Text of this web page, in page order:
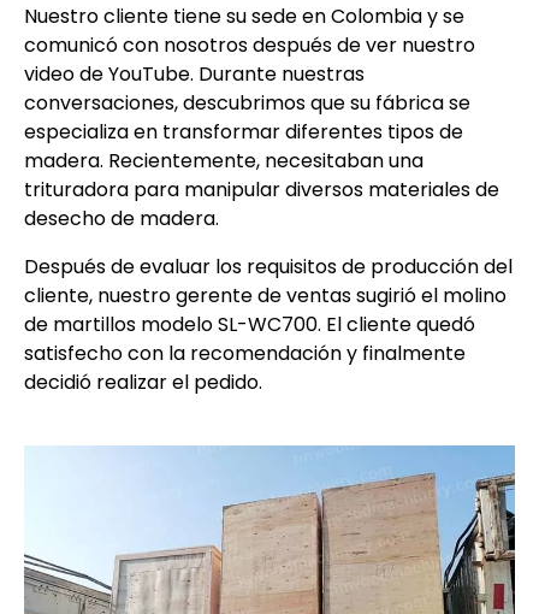
Nuestro cliente tiene su sede en Colombia y se
comunicó con nosotros después de ver nuestro
video de YouTube. Durante nuestras
conversaciones, descubrimos que su fábrica se
especializa en transformar diferentes tipos de
madera. Recientemente, necesitaban una
trituradora para manipular diversos materiales de
desecho de madera.
Después de evaluar los requisitos de producción del
cliente, nuestro gerente de ventas sugirió el molino
de martillos modelo SL-WC700. El cliente quedó
satisfecho con la recomendación y finalmente
decidió realizar el pedido.